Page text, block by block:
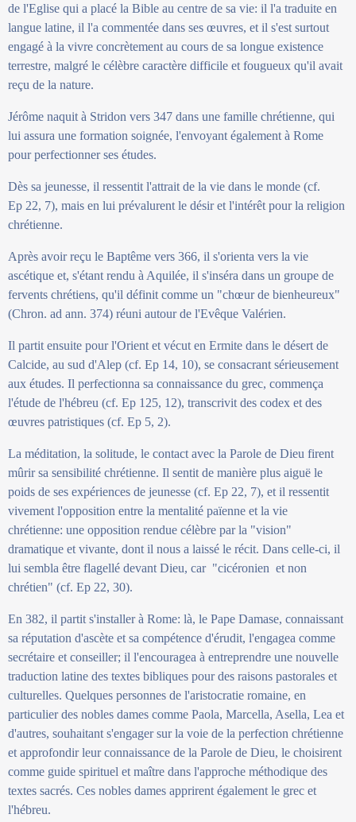
de l'Eglise qui a placé la Bible au centre de sa vie: il l'a traduite en
langue latine, il l'a commentée dans ses œuvres, et il s'est surtout
engagé à la vivre concrètement au cours de sa longue existence
terrestre, malgré le célèbre caractère difficile et fougueux qu'il avait
reçu de la nature.
Jérôme naquit à Stridon vers 347 dans une famille chrétienne, qui
lui assura une formation soignée, l'envoyant également à Rome
pour perfectionner ses études.
Dès sa jeunesse, il ressentit l'attrait de la vie dans le monde (cf.
Ep 22, 7), mais en lui prévalurent le désir et l'intérêt pour la religion
chrétienne.
Après avoir reçu le Baptême vers 366, il s'orienta vers la vie
ascétique et, s'étant rendu à Aquilée, il s'inséra dans un groupe de
fervents chrétiens, qu'il définit comme un "chœur de bienheureux"
(Chron. ad ann. 374) réuni autour de l'Evêque Valérien.
Il partit ensuite pour l'Orient et vécut en Ermite dans le désert de
Calcide, au sud d'Alep (cf. Ep 14, 10), se consacrant sérieusement
aux études. Il perfectionna sa connaissance du grec, commença
l'étude de l'hébreu (cf. Ep 125, 12), transcrivit des codex et des
œuvres patristiques (cf. Ep 5, 2).
La méditation, la solitude, le contact avec la Parole de Dieu firent
mûrir sa sensibilité chrétienne. Il sentit de manière plus aiguë le
poids de ses expériences de jeunesse (cf. Ep 22, 7), et il ressentit
vivement l'opposition entre la mentalité païenne et la vie
chrétienne: une opposition rendue célèbre par la "vision"
dramatique et vivante, dont il nous a laissé le récit. Dans celle-ci, il
lui sembla être flagellé devant Dieu, car "cicéronien et non
chrétien" (cf. Ep 22, 30).
En 382, il partit s'installer à Rome: là, le Pape Damase, connaissant
sa réputation d'ascète et sa compétence d'érudit, l'engagea comme
secrétaire et conseiller; il l'encouragea à entreprendre une nouvelle
traduction latine des textes bibliques pour des raisons pastorales et
culturelles. Quelques personnes de l'aristocratie romaine, en
particulier des nobles dames comme Paola, Marcella, Asella, Lea et
d'autres, souhaitant s'engager sur la voie de la perfection chrétienne
et approfondir leur connaissance de la Parole de Dieu, le choisirent
comme guide spirituel et maître dans l'approche méthodique des
textes sacrés. Ces nobles dames apprirent également le grec et
l'hébreu.